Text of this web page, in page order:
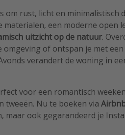
om rust, licht en
een moderne open
uitzicht op de natuur.
omgeving of ontspan je met
verandert de woning in
voor een romantisch
tweeën. Nu te boeken via
maar ook gegarandeerd je